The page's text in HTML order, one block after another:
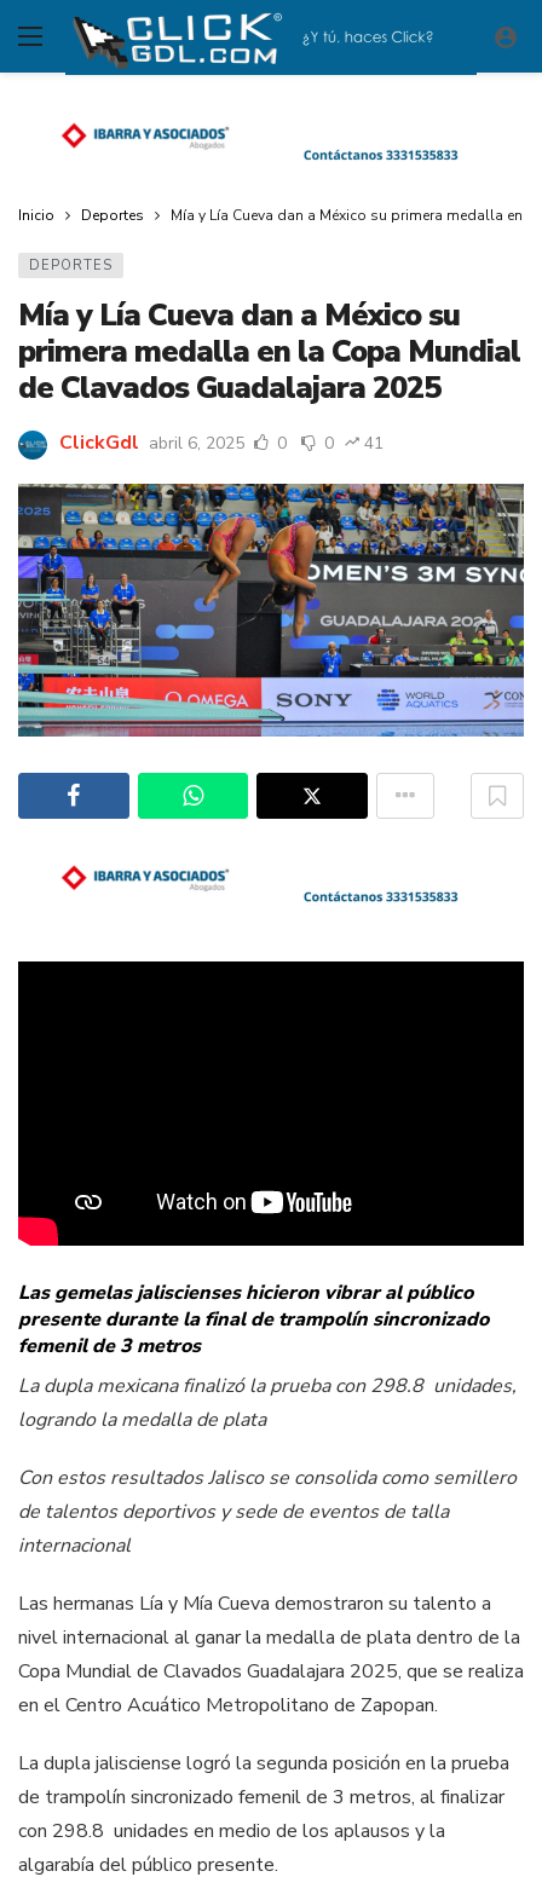
Inicio Deportes Mía y Lía Cueva dan a México su primera medalla
DEPORTES
Mía y Lía Cueva dan a México su
primera medalla en la Copa Mundial
de Clavados Guadalajara 2025
ClickGdl abril 6, 2025 0 0 41
Las gemelas jaliscienses hicieron vibrar al público
presente durante la final de trampolín sincronizado
femenil de 3 metros
La dupla mexicana finalizó la prueba con 298.8 unidades,
logrando la medalla de plata
Con estos resultados Jalisco se consolida como semillero
de talentos deportivos y sede de eventos de talla
internacional
Las hermanas Lía y Mía Cueva demostraron su talento a
nivel internacional al ganar la medalla de plata dentro de la
Copa Mundial de Clavados Guadalajara 2025, que se realiza
en el Centro Acuático Metropolitano de Zapopan.
La dupla jalisciense logró la segunda posición en la prueba
de trampolín sincronizado femenil de 3 metros, al finalizar
con 298.8 unidades en medio de los aplausos y la
algarabía del público presente.